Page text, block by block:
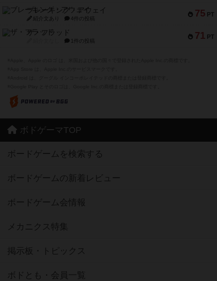
75 PT
ブレーキング・アウェイ
紹介文あり 4件の投稿
71 PT
ザ・フラッド
1件の投稿
ボドゲーマTOP
ボードゲームを検索する
ボードゲームの新着レビュー
ボードゲーム会情報
メカニクス特集
掲示板・トピックス
ボドとも・会員一覧